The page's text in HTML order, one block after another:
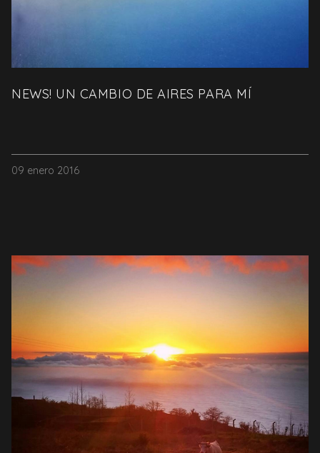
NEWS! UN CAMBIO DE AIRES PARA MÍ
09 enero 2016